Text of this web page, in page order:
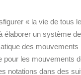
« la vie de tous
élaborer un système
des
pour les mouvements
notations dans des